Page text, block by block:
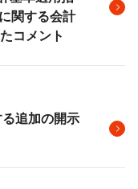
関する会計
コメント
追加の開示